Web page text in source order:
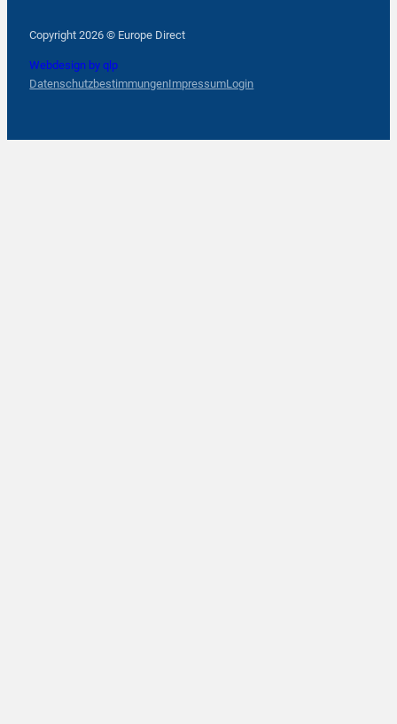
Copyright 2026 © Europe Direct
Webdesign by qlp
DatenschutzbestimmungenImpressumLogin